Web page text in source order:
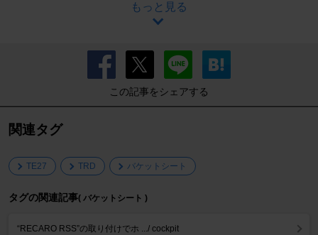
もっと見る
この記事をシェアする
関連タグ
TE27 TRD バケットシート
タグの関連記事( バケットシート )
“RECARO RSS”の取り付けでホ .../ cockpit